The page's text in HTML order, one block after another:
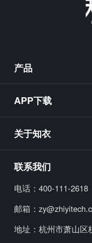
产品
知款
知小布
知小衣
海外探款
美念
炼丹炉
APP下载
海外探款APP
关于知衣
加入我们
行业资讯
公司动态
联系我们
电话： 400-111-2618
邮箱：
地址： 杭州市萧山区